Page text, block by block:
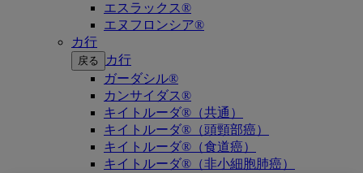
エスラックス®
エヌフロンシア®
カ行
戻る
カ行
ガーダシル®
カンサイダス®
キイトルーダ®（共通）
キイトルーダ®（頭頸部癌）
キイトルーダ®（食道癌）
キイトルーダ®（非小細胞肺癌）